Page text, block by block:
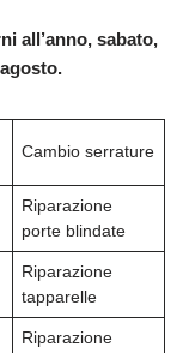
all’anno, sabato,
Cambio serrature
Riparazione
porte blindate
Riparazione
tapparelle
Riparazione